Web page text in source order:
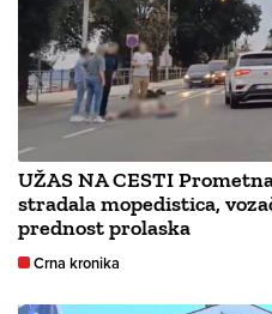
UŽAS NA CESTI
stradala mopedistica,
prednost prolaska
Crna kronika